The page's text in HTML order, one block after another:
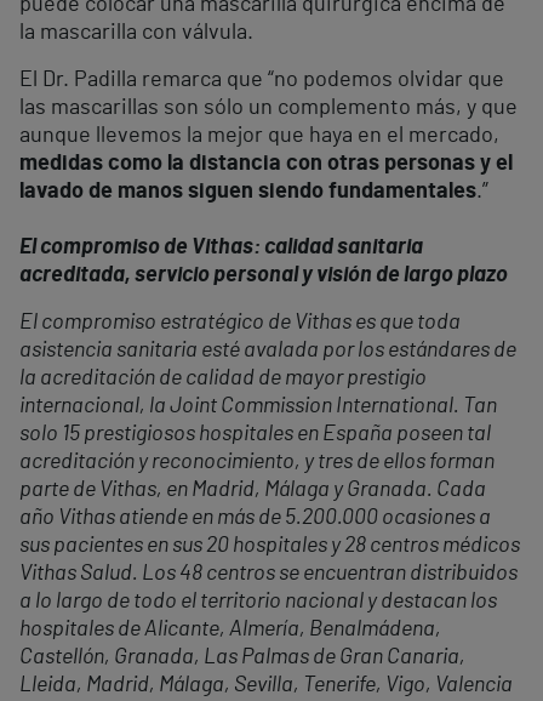
puede colocar una mascarilla quirúrgica encima de
la mascarilla con válvula.
El Dr. Padilla remarca que “no podemos olvidar que
las mascarillas son sólo un complemento más, y que
aunque llevemos la mejor que haya en el mercado,
medidas como la distancia con otras personas y el
lavado de manos siguen siendo fundamentales.”
El compromiso de Vithas: calidad sanitaria
acreditada, servicio personal y visión de largo plazo
El compromiso estratégico de Vithas es que toda
asistencia sanitaria esté avalada por los estándares de
la acreditación de calidad de mayor prestigio
internacional, la Joint Commission International. Tan
solo 15 prestigiosos hospitales en España poseen tal
acreditación y reconocimiento, y tres de ellos forman
parte de Vithas, en Madrid, Málaga y Granada. Cada
año Vithas atiende en más de 5.200.000 ocasiones a
sus pacientes en sus 20 hospitales y 28 centros médicos
Vithas Salud. Los 48 centros se encuentran distribuidos
a lo largo de todo el territorio nacional y destacan los
hospitales de Alicante, Almería, Benalmádena,
Castellón, Granada, Las Palmas de Gran Canaria,
Lleida, Madrid, Málaga, Sevilla, Tenerife, Vigo, Valencia